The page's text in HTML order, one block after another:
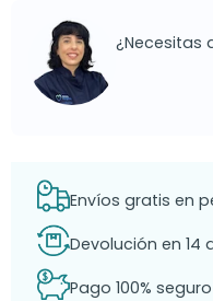
¿Necesitas
Envíos gratis en
Devolución en 14
Pago 100%